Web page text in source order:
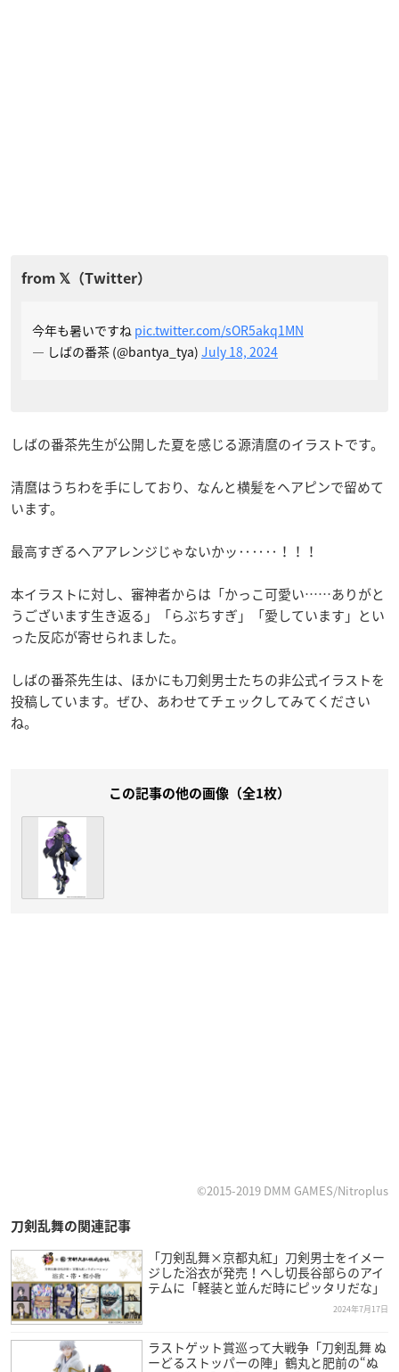
今年も暑いですね pic.twitter.com/sOR5akq1MN
— しばの番茶 (@bantya_tya) July 18, 2024
しばの番茶先生が公開した夏を感じる源清麿のイラストです。
清麿はうちわを手にしており、なんと横髪をヘアピンで留めて
います。
最高すぎるヘアアレンジじゃないかッ‥‥‥！！！
本イラストに対し、審神者からは「かっこ可愛い……ありがと
うございます生き返る」「らぶちすぎ」「愛しています」とい
った反応が寄せられました。
しばの番茶先生は、ほかにも刀剣男士たちの非公式イラストを
投稿しています。ぜひ、あわせてチェックしてみてください
ね。
この記事の他の画像（全1枚）
©︎2015-2019 DMM GAMES/Nitroplus
刀剣乱舞の関連記事
「刀剣乱舞×京都丸紅」刀剣男士をイメー
ジした浴衣が発売！へし切長谷部らのアイ
テムに「軽装と並んだ時にピッタリだな」
2024年7月17日
ラストゲット賞巡って大戦争「刀剣乱舞 ぬ
ーどるストッパーの陣」鶴丸と肥前の“ぬ